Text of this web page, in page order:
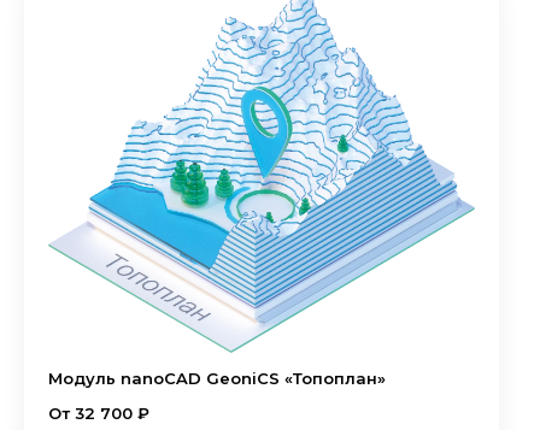
Модуль nanoCAD GeoniCS «Топоплан»
От 32 700 ₽